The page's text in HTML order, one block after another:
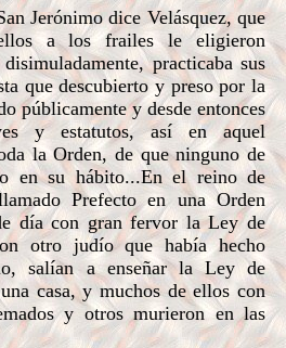
Jerónimo dice Velásquez, que
a los frailes le eligieron
practicaba sus
que descubierto y preso por la
públicamente y desde entonces
y estatutos, así en aquel
la Orden, de que ninguno de
en su hábito...En el reino de
Prefecto en una Orden
día con gran fervor la Ley de
otro judío que había hecho
salían a enseñar la Ley de
casa, y muchos de ellos con
y otros murieron en las